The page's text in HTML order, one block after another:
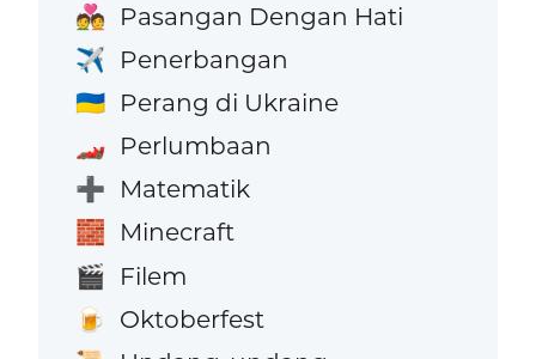
💑 Pasangan Dengan Hati
✈️ Penerbangan
🇺🇦 Perang di Ukraine
🏎️ Perlumbaan
➕ Matematik
🧱 Minecraft
🎬 Filem
🍺 Oktoberfest